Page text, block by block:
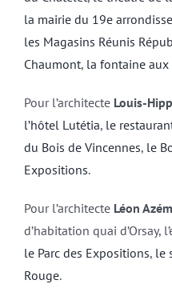
la mairie du 19e
les Magasins Réunis
Chaumont, la fontaine aux
Pour l’architecte Louis-
l’hôtel Lutétia, le
du Bois de Vincennes, le
Expositions.
Pour l’architecte Léon
d’habitation quai d’Orsay,
le Parc des Expositions,le
Rouge.